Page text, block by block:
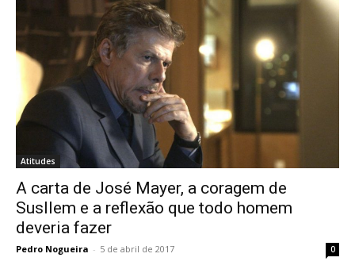
Atitudes
A carta de José Mayer, a coragem de
Susllem e a reflexão que todo homem
deveria fazer
Pedro Nogueira - 5 de abril de 2017 0